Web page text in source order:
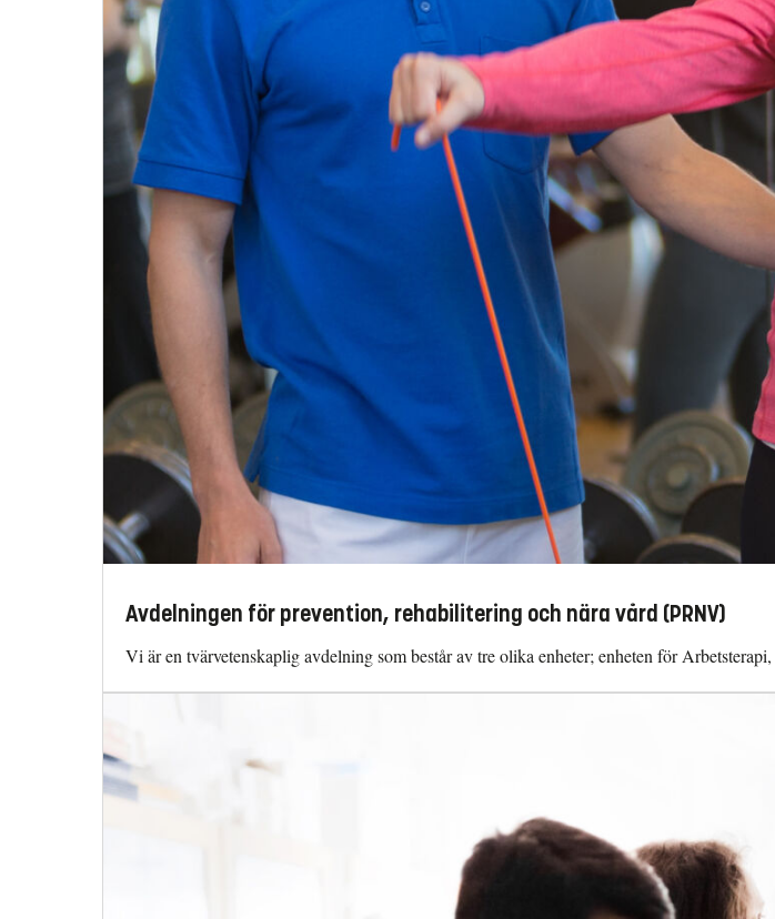
Avdelningen för prevention, rehabilitering och nära vård (PRNV)
Vi är en tvärvetenskaplig avdelning som består av tre olika enheter; enheten för